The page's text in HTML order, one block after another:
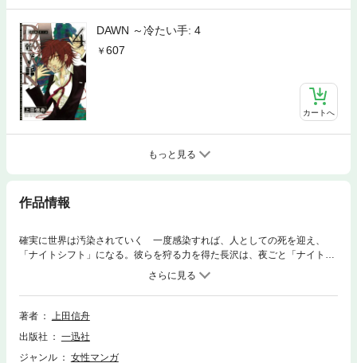
DAWN ～冷たい手: 4
607
カートへ
もっと見る
作品情報
確実に世界は汚染されていく 一度感染すれば、人としての死を迎え、
「ナイトシフト」になる。彼らを狩る力を得た長沢は、夜ごと「ナイトシ
フト」たちと闘うが、これまでにない形に進化し始めた人類の敵は―。上
田信舟が描くオカルティックホラー待望の第4巻！
著者
上田信舟
出版社
一迅社
ジャンル
女性マンガ